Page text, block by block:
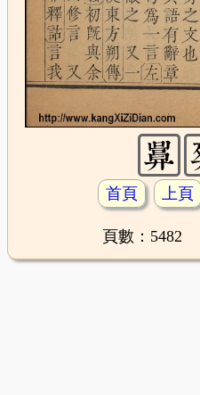
首頁 上頁
頁數：5482